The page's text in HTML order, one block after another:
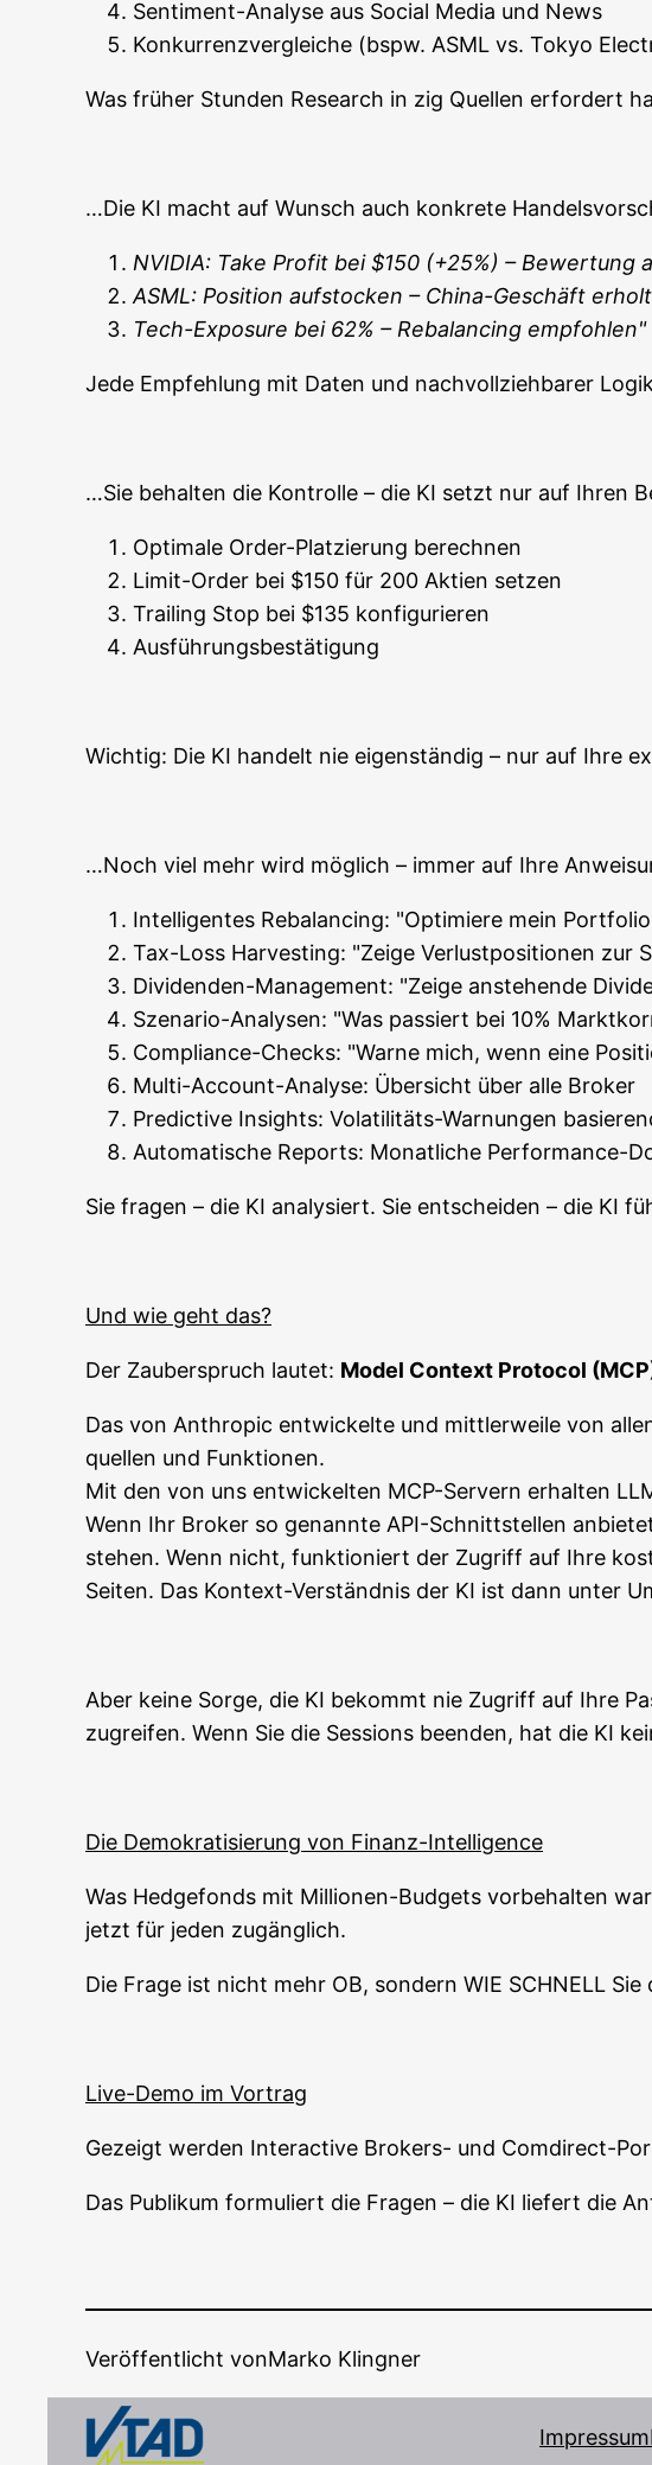
Sen­ti­ment-Ana­ly­se aus Social Media und News
Kon­kur­renz­ver­glei­che (bspw. ASML vs. Tokyo
Was frü­her Stun­den Rese­arch in zig Quel­len erfor­dert
…Die KI macht auf Wunsch auch kon­kre­te
NVIDIA: Take Pro­fit bei $150 (+25%) – Bewer­tung
ASML: Posi­ti­on auf­sto­cken – Chi­na-Geschäft
Tech-Expo­sure bei 62% – Reba­lan­cing empfohlen"
Jede Emp­feh­lung mit Daten und nach­voll­zieh­ba­rer
…Sie behal­ten die Kon­trol­le – die KI setzt nur auf Ihren
Opti­ma­le Order-Plat­zie­rung berechnen
Limit-Order bei $150 für 200 Akti­en setzen
Trai­ling Stop bei $135 konfigurieren
Aus­füh­rungs­be­stä­ti­gung
Wich­tig: Die KI han­delt nie eigen­stän­dig – nur auf Ihre
…Noch viel mehr wird mög­lich – immer auf Ihre
Intel­li­gen­tes Reba­lan­cing: "Opti­mie­re mein
Tax-Loss Har­ve­s­t­ing: "Zei­ge Ver­lust­po­si­tio­nen zur
Divi­den­den-Manage­ment: "Zei­ge anste­hen­de
Sze­na­rio-Ana­ly­sen: "Was pas­siert bei 10%
Com­pli­ance-Checks: "War­ne mich, wenn eine
Mul­ti-Account-Ana­ly­se: Über­sicht über alle Broker
Pre­dic­ti­ve Insights: Vola­ti­li­täts-War­nun­gen
Auto­ma­ti­sche Reports: Monat­li­che Performance-
Sie fra­gen – die KI ana­ly­siert. Sie ent­schei­den – die KI
Und wie geht das?
Der Zau­ber­spruch lau­tet: Model Con­text Pro­to­col
Das von Anthro­pic ent­wi­ckel­te und mitt­ler­wei­le von
quel­len und Funktionen.
Mit den von uns ent­wi­ckel­ten MCP-Ser­vern erhal­ten
Wenn Ihr Bro­ker so genann­te API-Schnitt­stel­len
ste­hen. Wenn nicht, funk­tio­niert der Zugriff auf Ihre
Sei­ten. Das Kon­text-Ver­ständ­nis der KI ist dann unter
Aber kei­ne Sor­ge, die KI bekommt nie Zugriff auf Ihre
zugrei­fen. Wenn Sie die Ses­si­ons been­den, hat die KI
Die Demo­kra­ti­sie­rung von Finanz-Intelligence
Was Hedge­fonds mit Mil­lio­nen-Bud­gets vor­be­hal­ten
jetzt für jeden zugänglich.
Die Fra­ge ist nicht mehr OB, son­dern WIE SCHNELL
Live-Demo im Vortrag
Gezeigt wer­den Inter­ac­ti­ve Bro­kers- und Com­di­rect-
Das Publi­kum for­mu­liert die Fra­gen – die KI lie­fert die
Veröffentlicht vonMarko Klingner
Impressum